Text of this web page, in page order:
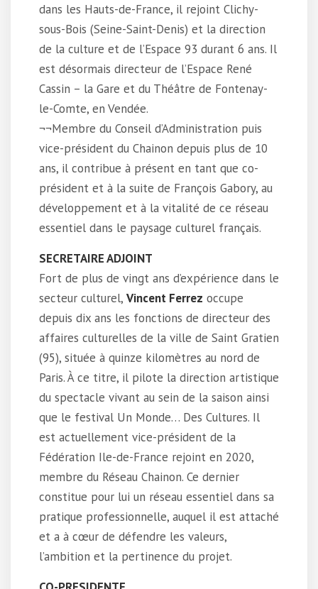
dans les Hauts-de-France, il rejoint Clichy-
sous-Bois (Seine-Saint-Denis) et la direction
de la culture et de l’Espace 93 durant 6 ans. Il
est désormais directeur de l’Espace René
Cassin – la Gare et du Théâtre de Fontenay-
le-Comte, en Vendée.
¬¬Membre du Conseil d’Administration puis
vice-président du Chainon depuis plus de 10
ans, il contribue à présent en tant que co-
président et à la suite de François Gabory, au
développement et à la vitalité de ce réseau
essentiel dans le paysage culturel français.
SECRETAIRE ADJOINT
Fort de plus de vingt ans d’expérience dans le
secteur culturel, Vincent Ferrez occupe
depuis dix ans les fonctions de directeur des
affaires culturelles de la ville de Saint Gratien
(95), située à quinze kilomètres au nord de
Paris. À ce titre, il pilote la direction artistique
du spectacle vivant au sein de la saison ainsi
que le festival Un Monde… Des Cultures. Il
est actuellement vice-président de la
Fédération Ile-de-France rejoint en 2020,
membre du Réseau Chainon. Ce dernier
constitue pour lui un réseau essentiel dans sa
pratique professionnelle, auquel il est attaché
et a à cœur de défendre les valeurs,
l’ambition et la pertinence du projet.